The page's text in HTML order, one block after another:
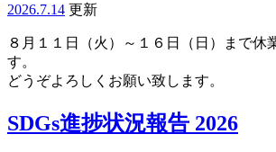
2026.7.14 更新
８月１１日（火）～１６日（日）まで休
す。
どうぞよろしくお願い致します。
SDGs進捗状況報告 2026